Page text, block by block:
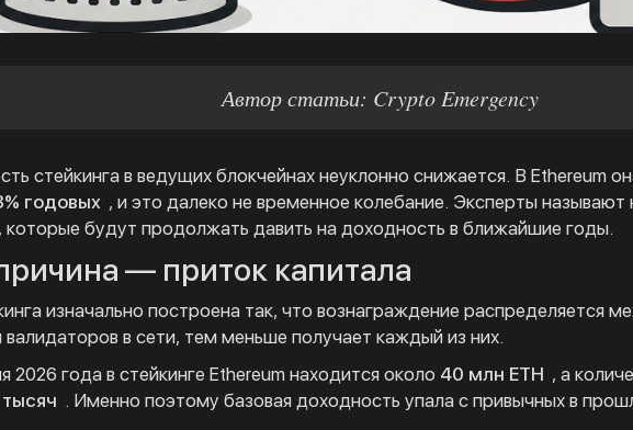
Автор статьи: Crypto Emergency
стейкинга в ведущих блокчейнах неуклонно снижается. В Ethereum
годовых , и это далеко не временное колебание. Эксперты
которые будут продолжать давить на доходность в ближайшие годы.
— приток капитала
изначально построена так, что вознаграждение распределяется
в сети, тем меньше получает каждый из них.
2026 года в стейкинге Ethereum находится около 40 млн ETH , а
. Именно поэтому базовая доходность упала с привычных в